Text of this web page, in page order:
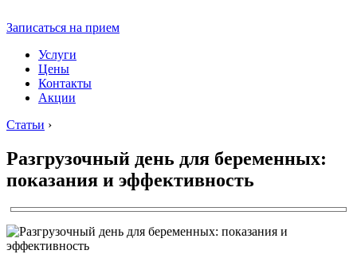
Записаться на прием
Услуги
Цены
Контакты
Акции
Статьи ›
Разгрузочный день для беременных:
показания и эффективность